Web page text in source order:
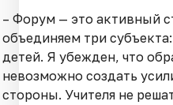
– Форум — это активный
объединяем три
детей. Я убежден, что
невозможно создать
стороны. Учителя не